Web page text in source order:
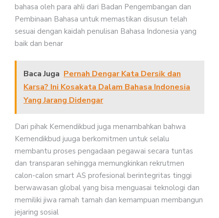
bahasa oleh para ahli dari Badan Pengembangan dan
Pembinaan Bahasa untuk memastikan disusun telah
sesuai dengan kaidah penulisan Bahasa Indonesia yang
baik dan benar
Baca Juga Pernah Dengar Kata Dersik dan
Karsa? Ini Kosakata Dalam Bahasa Indonesia
Yang Jarang Didengar
Dari pihak Kemendikbud juga menambahkan bahwa
Kemendikbud juuga berkomitmen untuk selalu
membantu proses pengadaan pegawai secara tuntas
dan transparan sehingga memungkinkan rekrutmen
calon-calon smart AS profesional berintegritas tinggi
berwawasan global yang bisa menguasai teknologi dan
memiliki jiwa ramah tamah dan kemampuan membangun
jejaring sosial